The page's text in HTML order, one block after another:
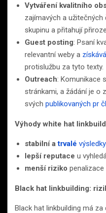
Vytváření kvalitního
zajímavých a
skupinu a přitahují
Guest posting: Psaní
relevantní weby a
protislužbu za tyto texty.
Outreach: Komunikace
stránkami, a žádání je o
svých publikovaných pr
Výhody white hat
stabilní atrvalé
lepší reputace u
menší riziko
Black hat linkbuilding:
Black hat linkbuilding má